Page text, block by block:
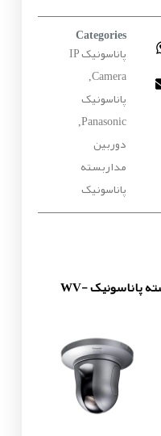
Categories
پاناسونیک IP
Camera
,
پاناسونیک
Panasonic
,
دوربین
مداربسته
پاناسونیک
محصولات مرتبط با دوربین مداربسته پاناسونیک WV-